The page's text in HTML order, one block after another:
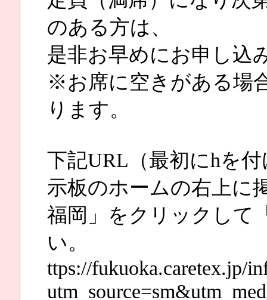
のある方は、
是非お早めにお申し込
※お席に空きがある場
ります。
下記URL（最初にhを
示板のホームの右上に
福岡」をクリックして
い。
ttps://fukuoka.caretex.jp/